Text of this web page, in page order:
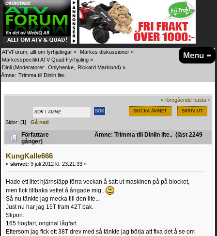
Menu ≡
ATVForum, allt om fyrhjulingar » Märkes diskussioner »
Märkesspecifikt ATV Quad Fyrhjuling »
Dinli (Moderatorer: Onlyhenke Rickard Marklund) »
Ämne: Trimma till Dinlin lite..
« föregående nästa »
SKICKA ÄMNET SKRIV UT
Sidor: [1]Gå ned
Författare
Ämne: Trimma till Dinlin lite.. (läst 2249
gånger)
KungKalle666
« skrivet: 9 juli 2012 kl. 23:21:33 »
Hade ett litet hjärnsläpp förra veckan å satt ut maskinen på på blocket,
men fick tillbaka vettet å ångade mig..
Så nu tänkte jag mecka till den lite...
Just nu har jag 15T fram 42T bak.
Slipon.
165 högfart, original lågfart.
Eftersom jag fick ett 38T drev med så tänkte jag börja att fixa det å se om